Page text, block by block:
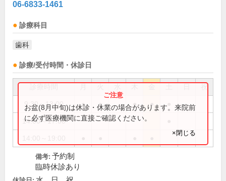
06-6833-1461
診療科目
歯科
診療/受付時間・休診日
祝
9:30～13:00 ● ● ● ●
14:00～17:00
お盆(8月中旬)は休診・休業の場合があります。来院前
に必ず医療機関に直接ご確認ください。
×閉じる
備考: 予約制
臨時休診あり